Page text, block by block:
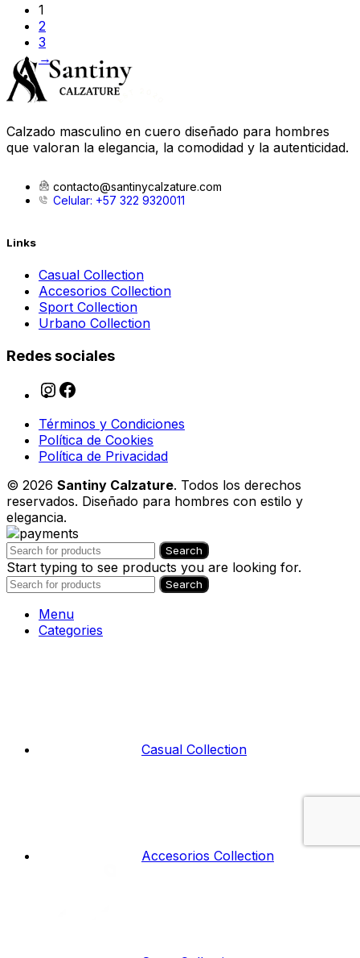
1
2
3
→
Calzado masculino en cuero diseñado para hombres
que valoran la elegancia, la comodidad y la autenticidad.
contacto@santinycalzature.com
Celular: +57 322 9320011
Links
Casual Collection
Accesorios Collection
Sport Collection
Urbano Collection
Redes sociales
Términos y Condiciones
Política de Cookies
Política de Privacidad
© 2026 Santiny Calzature. Todos los derechos
reservados. Diseñado para hombres con estilo y
elegancia.
Search
Start typing to see products you are looking for.
Search
Menu
Categories
Casual Collection
Accesorios Collection